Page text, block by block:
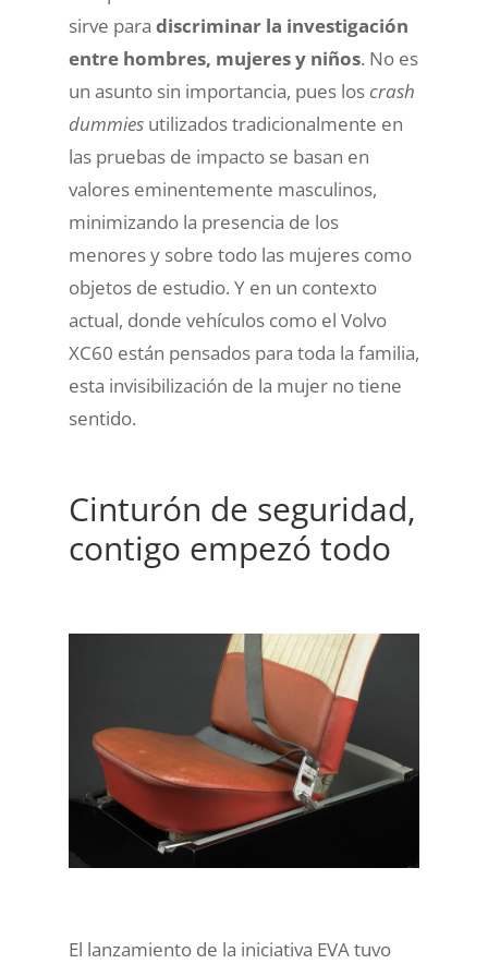
sirve para discriminar la investigación
entre hombres, mujeres y niños. No es
un asunto sin importancia, pues los crash
dummiesutilizados tradicionalmente en
las pruebas de impacto se basan en
valores eminentemente masculinos,
minimizando la presencia de los
menores y sobre todo las mujeres como
objetos de estudio. Y en un contexto
actual, donde vehículos como el Volvo
XC60 están pensados para toda la familia,
esta invisibilización de la mujer no tiene
sentido.
Cinturón de seguridad,
contigo empezó todo
El lanzamiento de la iniciativa EVA tuvo